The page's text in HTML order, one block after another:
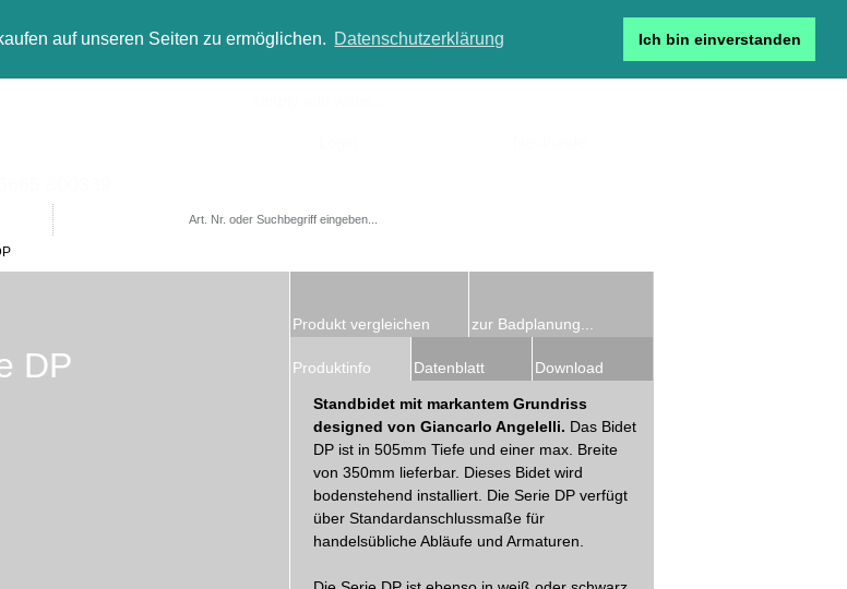
auf unseren Seiten zu ermöglichen. Datenschutzerklärung Ich bin einverstanden
DP
Produkt vergleichen zur Badplanung...
Produktinfo Datenblatt Download
Standbidet mit markantem Grundriss
designed von Giancarlo Angelelli. Das Bidet
DP ist in 505mm Tiefe und einer max. Breite
von 350mm lieferbar. Dieses Bidet wird
bodenstehend installiert. Die Serie DP verfügt
über Standardanschlussmaße für
handelsübliche Abläufe und Armaturen.